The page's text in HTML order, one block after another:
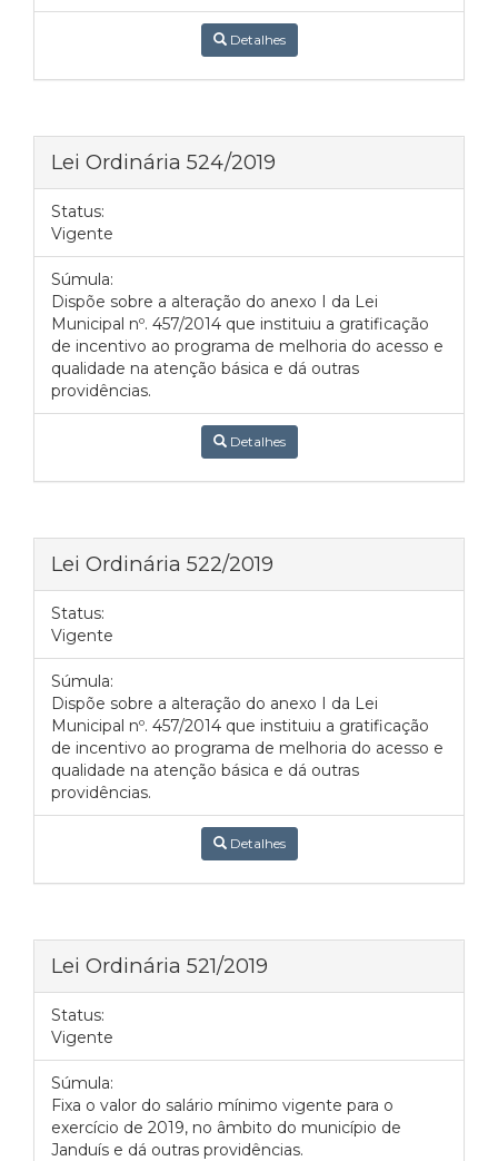
Detalhes
Lei Ordinária 524/2019
Status:
Vigente
Súmula:
Dispõe sobre a alteração do anexo I da Lei
Municipal nº. 457/2014 que instituiu a gratificação
de incentivo ao programa de melhoria do acesso e
qualidade na atenção básica e dá outras
providências.
Detalhes
Lei Ordinária 522/2019
Status:
Vigente
Súmula:
Dispõe sobre a alteração do anexo I da Lei
Municipal nº. 457/2014 que instituiu a gratificação
de incentivo ao programa de melhoria do acesso e
qualidade na atenção básica e dá outras
providências.
Detalhes
Lei Ordinária 521/2019
Status:
Vigente
Súmula:
Fixa o valor do salário mínimo vigente para o
exercício de 2019, no âmbito do município de
Janduís e dá outras providências.